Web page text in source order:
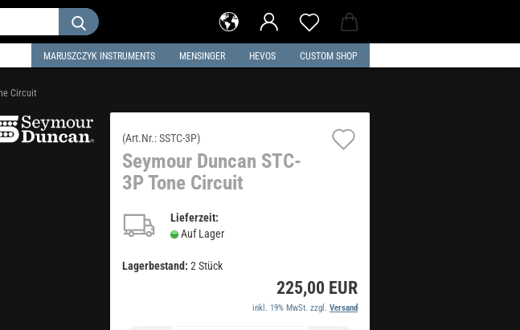
Suche...
MARUSZCZYK INSTRUMENTS MENSINGER HEVOS CUSTOM SHOP
Circuit
(Art.Nr.:SSTC-3P)
Seymour Duncan STC-
3P Tone Circuit
Lieferzeit:
Auf Lager
Lagerbestand: 2 Stück
225,00 EUR
inkl. 19% MwSt. zzgl. Versand